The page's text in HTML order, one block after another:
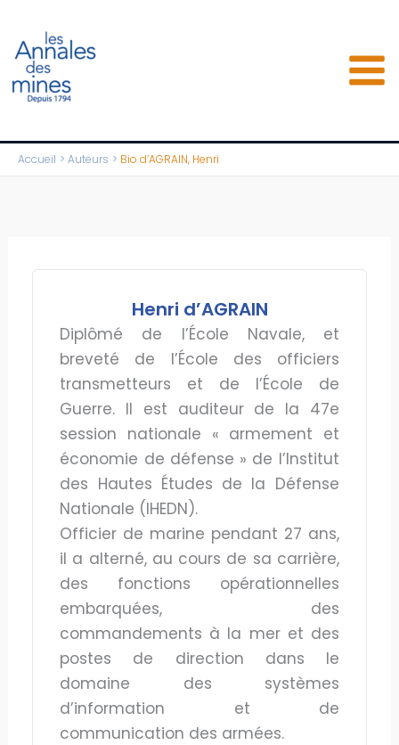
contenu
Accueil Auteurs Bio d’AGRAIN, Henri
Henri d’AGRAIN
Diplômé de l’École Navale, et
breveté de l’École des officiers
transmetteurs et de l’École de
Guerre. Il est auditeur de la 47e
session nationale « armement et
économie de défense » de l’Institut
des Hautes Études de la Défense
Nationale (IHEDN).
Officier de marine pendant 27 ans,
il a alterné, au cours de sa carrière,
des fonctions opérationnelles
embarquées, des
commandements à la mer et des
postes de direction dans le
domaine des systèmes
d’information et de
communication des armées.